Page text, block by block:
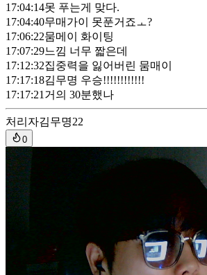
17:04:14못 푸는게 맞다.
17:04:40무매가이 못푼거죠ㅗ?
17:06:22뭄메이 화이팅
17:07:29느낌 너무 짧은데
17:12:32집중력을 잃어버린 뭄매이
17:17:18김무명 우승!!!!!!!!!!!!
17:17:21 거의 30분했나
처리자김무명22
0